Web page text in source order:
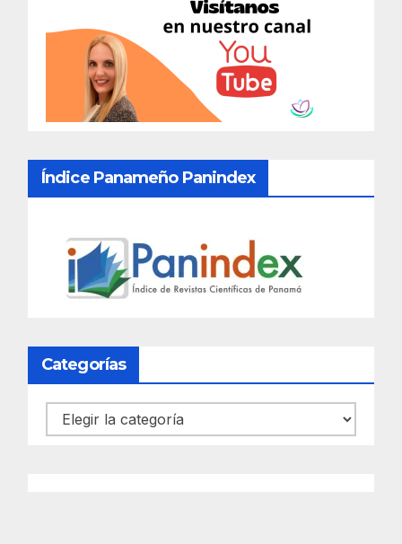
Índice Panameño Panindex
Categorías
Categorías